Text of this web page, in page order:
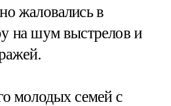
жаловались в
на шум выстрелов и
молодых семей с